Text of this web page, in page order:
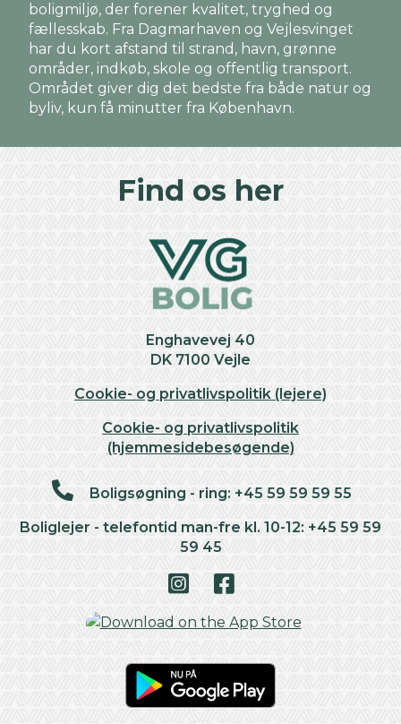
boligmiljø, der forener kvalitet, tryghed og
fællesskab. Fra Dagmarhaven og Vejlesvinget
har du kort afstand til strand, havn, grønne
områder, indkøb, skole og offentlig transport.
Området giver dig det bedste fra både natur og
byliv, kun få minutter fra København.
Find os her
Enghavevej 40
DK 7100 Vejle
Cookie- og privatlivspolitik (lejere)
Cookie- og privatlivspolitik
(hjemmesidebesøgende)
Boligsøgning - ring: +45 59 59 59 55
Boliglejer - telefontid man-fre kl. 10-12: +45 59 59
59 45